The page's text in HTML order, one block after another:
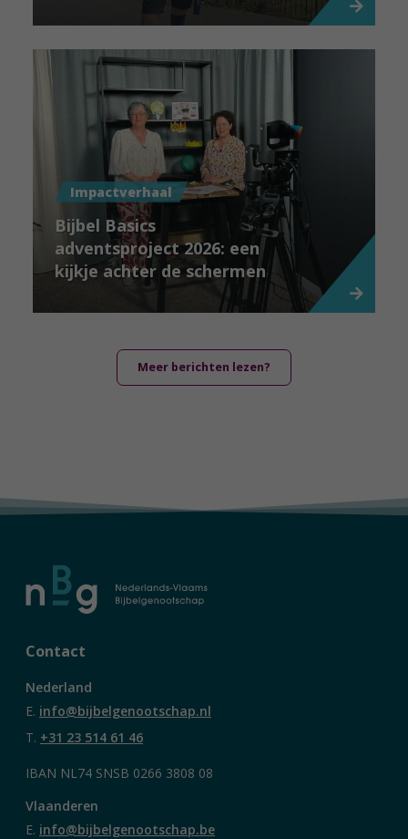
Impactverhaal
Bijbel Basics
adventsproject 2026: een
kijkje achter de schermen
Meer berichten lezen?
Contact
Nederland
E. info@bijbelgenootschap.nl
T. +31 23 514 61 46
IBAN NL74 SNSB 0266 3808 08
Vlaanderen
E. info@bijbelgenootschap.be